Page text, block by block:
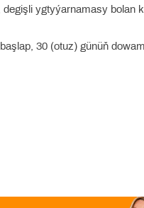
ygtyýarnamasy bolan
30 (otuz) günüň